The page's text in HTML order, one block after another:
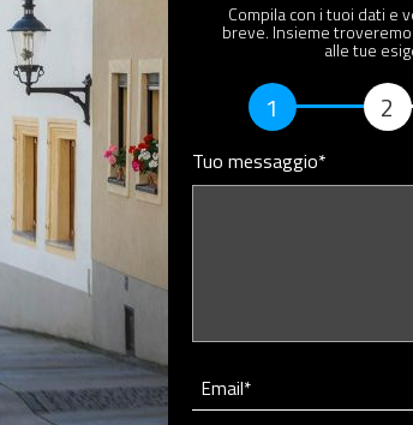
Compila con i tuoi dati e
breve. Insieme
alle tue
1 2
Tuo messaggio*
Email*